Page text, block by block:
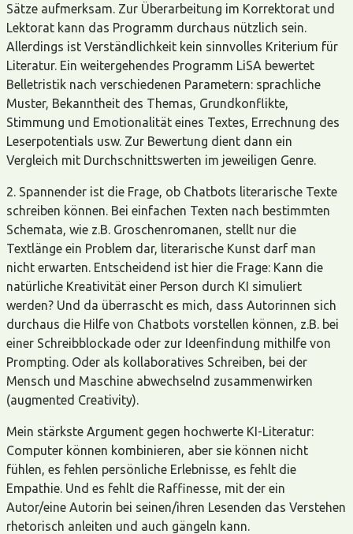
Sätze aufmerksam. Zur Überarbeitung im Korrektorat und
Lektorat kann das Programm durchaus nützlich sein.
Allerdings ist Verständlichkeit kein sinnvolles Kriterium für
Literatur. Ein weitergehendes Programm LiSA bewertet
Belletristik nach verschiedenen Parametern: sprachliche
Muster, Bekanntheit des Themas, Grundkonflikte,
Stimmung und Emotionalität eines Textes, Errechnung des
Leserpotentials usw. Zur Bewertung dient dann ein
Vergleich mit Durchschnittswerten im jeweiligen Genre.
2. Spannender ist die Frage, ob Chatbots literarische Texte
schreiben können. Bei einfachen Texten nach bestimmten
Schemata, wie z.B. Groschenromanen, stellt nur die
Textlänge ein Problem dar, literarische Kunst darf man
nicht erwarten. Entscheidend ist hier die Frage: Kann die
natürliche Kreativität einer Person durch KI simuliert
werden? Und da überrascht es mich, dass Autorinnen sich
durchaus die Hilfe von Chatbots vorstellen können, z.B. bei
einer Schreibblockade oder zur Ideenfindung mithilfe von
Prompting. Oder als kollaboratives Schreiben, bei der
Mensch und Maschine abwechselnd zusammenwirken
(augmented Creativity).
Mein stärkste Argument gegen hochwerte KI-Literatur:
Computer können kombinieren, aber sie können nicht
fühlen, es fehlen persönliche Erlebnisse, es fehlt die
Empathie. Und es fehlt die Raffinesse, mit der ein
Autor/eine Autorin bei seinen/ihren Lesenden das Verstehen
rhetorisch anleiten und auch gängeln kann.